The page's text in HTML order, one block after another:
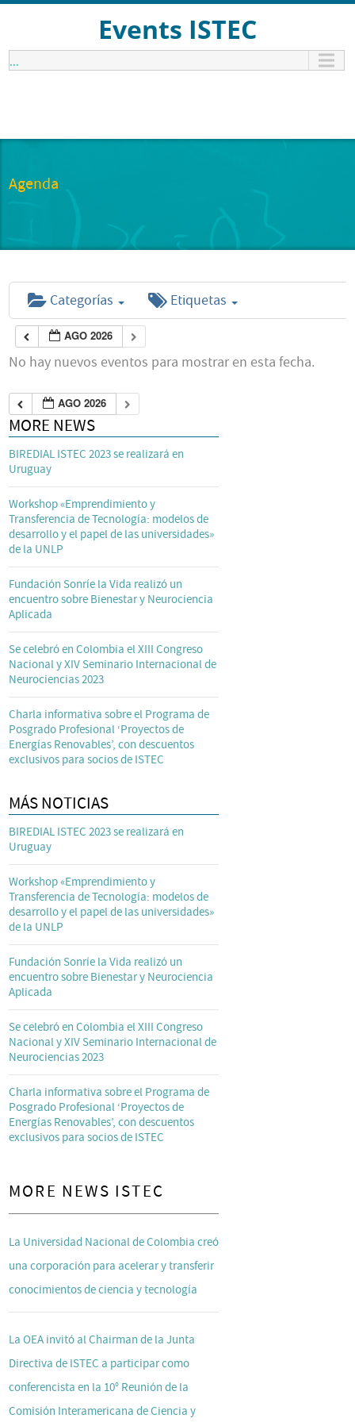
Events ISTEC
...
Agenda
Categorías Etiquetas
AGO 2026
No hay nuevos eventos para mostrar en esta fecha.
AGO 2026
MORE NEWS
BIREDIAL ISTEC 2023 se realizará en
Uruguay
Workshop «Emprendimiento y
Transferencia de Tecnología: modelos de
desarrollo y el papel de las universidades»
de la UNLP
Fundación Sonríe la Vida realizó un
encuentro sobre Bienestar y Neurociencia
Aplicada
Se celebró en Colombia el XIII Congreso
Nacional y XIV Seminario Internacional de
Neurociencias 2023
Charla informativa sobre el Programa de
Posgrado Profesional ‘Proyectos de
Energías Renovables’, con descuentos
exclusivos para socios de ISTEC
MÁS NOTICIAS
BIREDIAL ISTEC 2023 se realizará en
Uruguay
Workshop «Emprendimiento y
Transferencia de Tecnología: modelos de
desarrollo y el papel de las universidades»
de la UNLP
Fundación Sonríe la Vida realizó un
encuentro sobre Bienestar y Neurociencia
Aplicada
Se celebró en Colombia el XIII Congreso
Nacional y XIV Seminario Internacional de
Neurociencias 2023
Charla informativa sobre el Programa de
Posgrado Profesional ‘Proyectos de
Energías Renovables’, con descuentos
exclusivos para socios de ISTEC
MORE NEWS ISTEC
La Universidad Nacional de Colombia creó
una corporación para acelerar y transferir
conocimientos de ciencia y tecnología
La OEA invitó al Chairman de la Junta
Directiva de ISTEC a participar como
conferencista en la 10° Reunión de la
Comisión Interamericana de Ciencia y